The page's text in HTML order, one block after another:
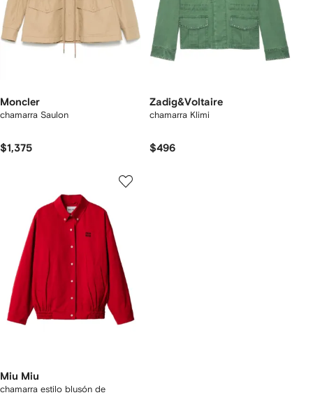
Moncler
chamarra Saulon
$1,375
Zadig&Voltaire
chamarra Klimi
$496
Miu Miu
chamarra estilo blusón de